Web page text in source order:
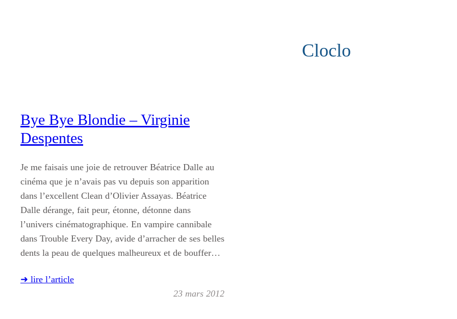
Cloclo
Bye Bye Blondie – Virginie
Despentes
Je me faisais une joie de retrouver Béatrice Dalle au
cinéma que je n’avais pas vu depuis son apparition
dans l’excellent Clean d’Olivier Assayas. Béatrice
Dalle dérange, fait peur, étonne, détonne dans
l’univers cinématographique. En vampire cannibale
dans Trouble Every Day, avide d’arracher de ses belles
dents la peau de quelques malheureux et de bouffer…
➜ lire l’article
23 mars 2012